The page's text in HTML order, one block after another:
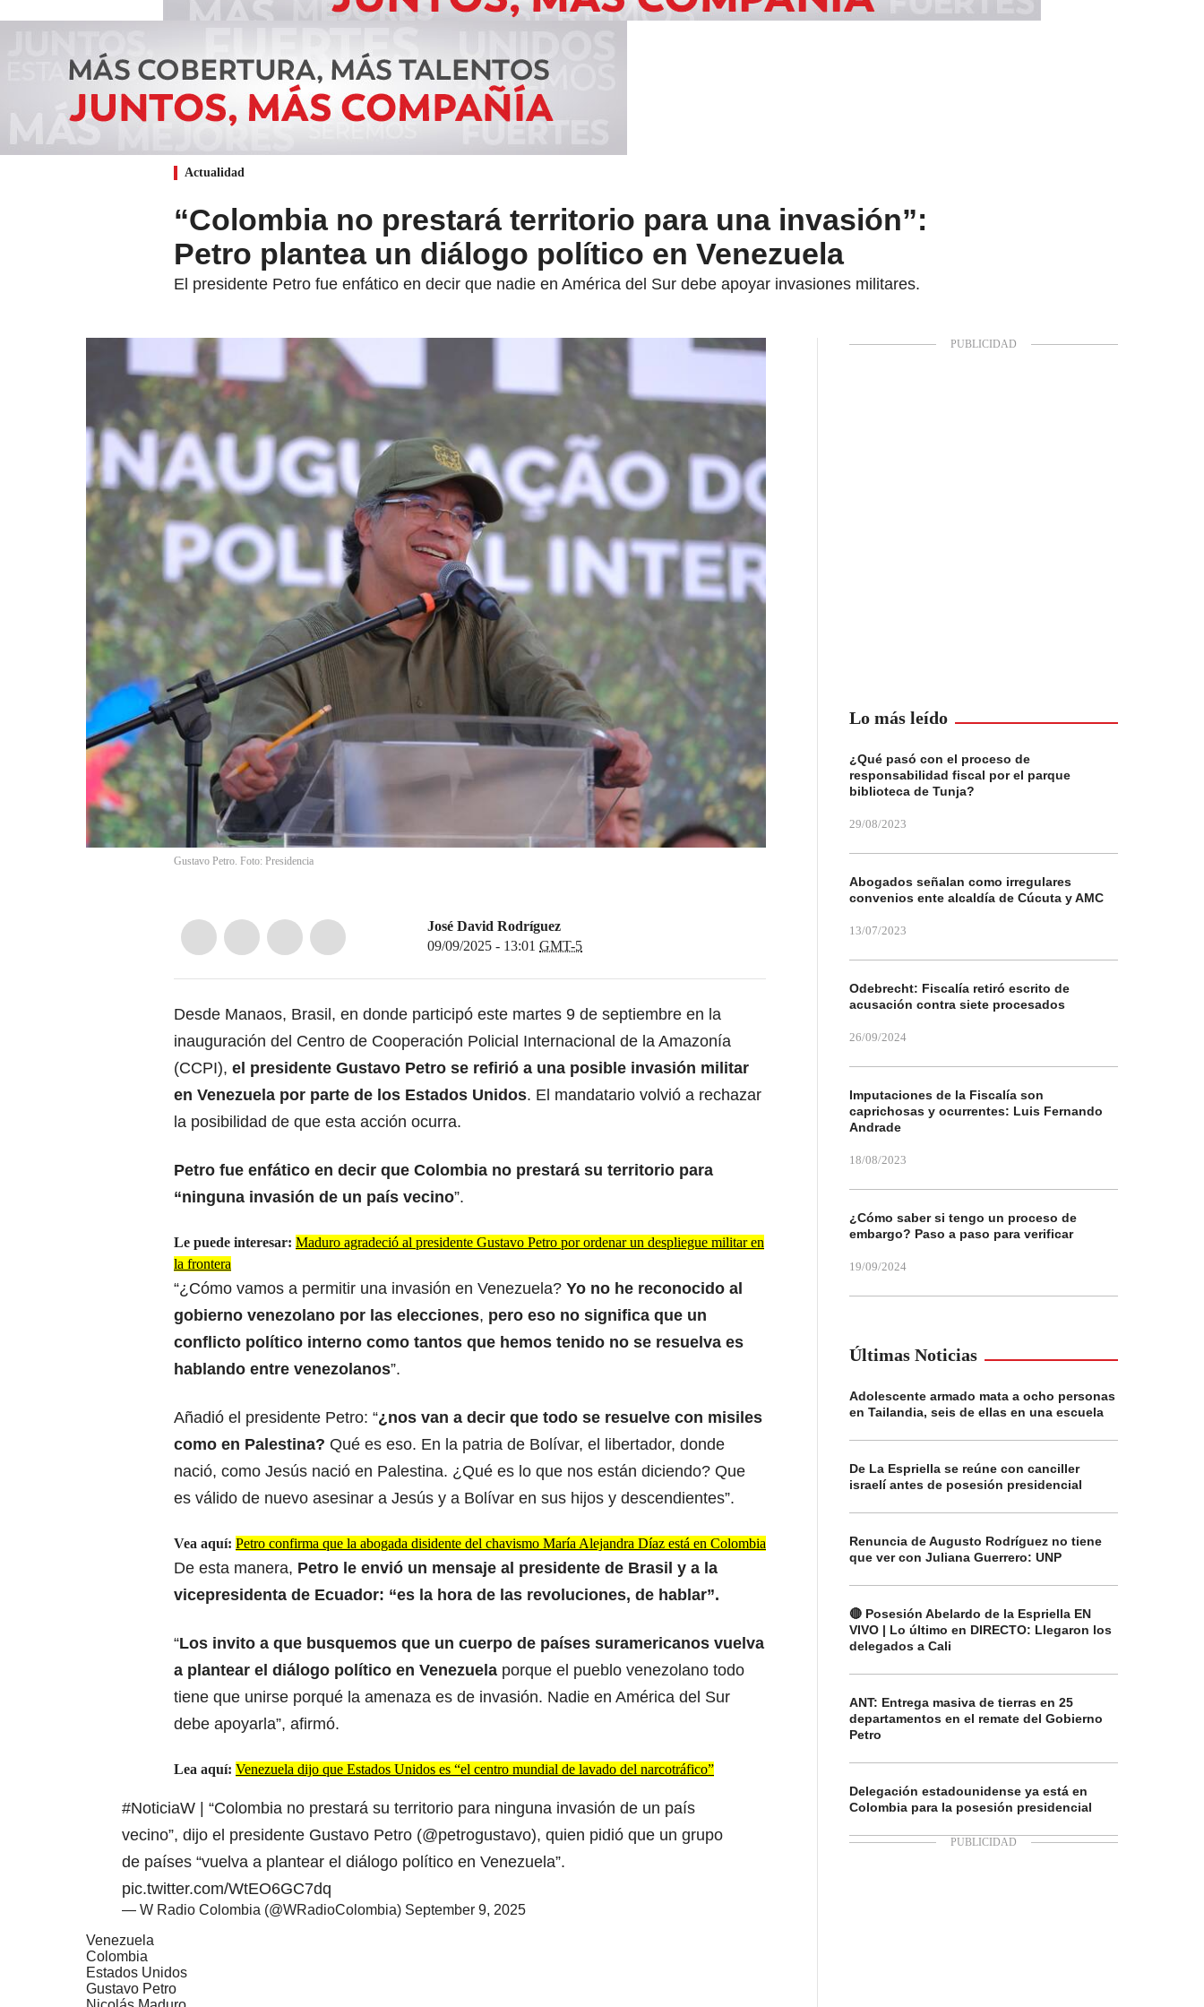
Actualidad
“Colombia no prestará territorio para una invasión”:
Petro plantea un diálogo político en Venezuela
El presidente Petro fue enfático en decir que nadie en América del Sur debe apoyar invasiones militares.
Gustavo Petro. Foto: Presidencia
José David Rodríguez
09/09/2025 - 13:01 GMT-5
Desde Manaos, Brasil, en donde participó este martes 9 de septiembre en la
inauguración del Centro de Cooperación Policial Internacional de la Amazonía
(CCPI), el presidente Gustavo Petro se refirió a una posible invasión militar
en Venezuela por parte de los Estados Unidos. El mandatario volvió a rechazar
la posibilidad de que esta acción ocurra.
Petro fue enfático en decir que Colombia no prestará su territorio para
“ninguna invasión de un país vecino”.
Le puede interesar: Maduro agradeció al presidente Gustavo Petro por ordenar un despliegue militar en
la frontera
“¿Cómo vamos a permitir una invasión en Venezuela? Yo no he reconocido al
gobierno venezolano por las elecciones, pero eso no significa que un
conflicto político interno como tantos que hemos tenido no se resuelva es
hablando entre venezolanos”.
Añadió el presidente Petro: “¿nos van a decir que todo se resuelve con misiles
como en Palestina? Qué es eso. En la patria de Bolívar, el libertador, donde
nació, como Jesús nació en Palestina. ¿Qué es lo que nos están diciendo? Que
es válido de nuevo asesinar a Jesús y a Bolívar en sus hijos y descendientes”.
Vea aquí: Petro confirma que la abogada disidente del chavismo María Alejandra Díaz está en Colombia
De esta manera, Petro le envió un mensaje al presidente de Brasil y a la
vicepresidenta de Ecuador: “es la hora de las revoluciones, de hablar”.
“Los invito a que busquemos que un cuerpo de países suramericanos vuelva
a plantear el diálogo político en Venezuela porque el pueblo venezolano todo
tiene que unirse porqué la amenaza es de invasión. Nadie en América del Sur
debe apoyarla”, afirmó.
Lea aquí: Venezuela dijo que Estados Unidos es “el centro mundial de lavado del narcotráfico”
#NoticiaW | “Colombia no prestará su territorio para ninguna invasión de un país
vecino”, dijo el presidente Gustavo Petro (@petrogustavo), quien pidió que un grupo
de países “vuelva a plantear el diálogo político en Venezuela”.
pic.twitter.com/WtEO6GC7dq
— W Radio Colombia (@WRadioColombia) September 9, 2025
Venezuela
Colombia
Estados Unidos
Gustavo Petro
Lo más leído
¿Qué pasó con el proceso de
responsabilidad fiscal por el parque
biblioteca de Tunja?
29/08/2023
Abogados señalan como irregulares
convenios ente alcaldía de Cúcuta y AMC
13/07/2023
Odebrecht: Fiscalía retiró escrito de
acusación contra siete procesados
26/09/2024
Imputaciones de la Fiscalía son
caprichosas y ocurrentes: Luis Fernando
Andrade
18/08/2023
¿Cómo saber si tengo un proceso de
embargo? Paso a paso para verificar
19/09/2024
Últimas Noticias
Adolescente armado mata a ocho personas
en Tailandia, seis de ellas en una escuela
De La Espriella se reúne con canciller
israelí antes de posesión presidencial
Renuncia de Augusto Rodríguez no tiene
que ver con Juliana Guerrero: UNP
🔴 Posesión Abelardo de la Espriella EN
VIVO | Lo último en DIRECTO: Llegaron los
delegados a Cali
ANT: Entrega masiva de tierras en 25
departamentos en el remate del Gobierno
Petro
Delegación estadounidense ya está en
Colombia para la posesión presidencial